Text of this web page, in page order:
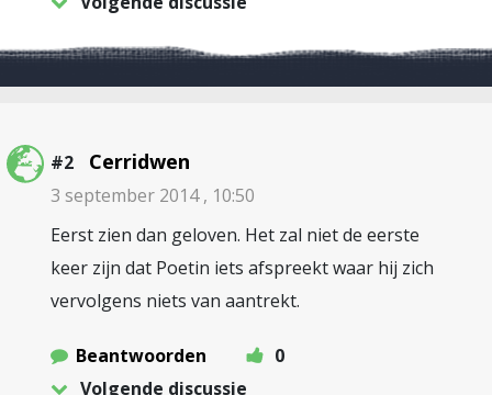
#2 Cerridwen
3 september 2014 , 10:50
Eerst zien dan geloven. Het zal niet de eerste
keer zijn dat Poetin iets afspreekt waar hij zich
vervolgens niets van aantrekt.
Beantwoorden
0
Volgende discussie